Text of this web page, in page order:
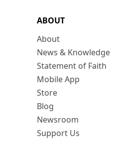
ABOUT
About
News & Knowledge
Statement of Faith
Mobile App
Store
Blog
Newsroom
Support Us